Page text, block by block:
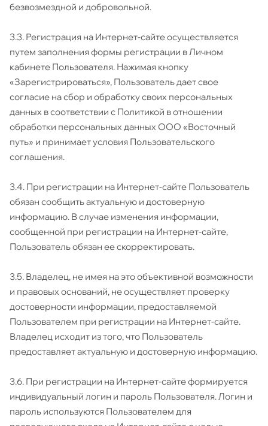
безвозмездной и добровольной.
3.3. Регистрация на Интернет-сайте осуществляется
путем заполнения формы регистрации в Личном
кабинете Пользователя. Нажимая кнопку
«Зарегистрироваться», Пользователь дает свое
согласие на сбор и обработку своих персональных
данных в соответствии с Политикой в отношении
обработки персональных данных ООО «Восточный
путь» и принимает условия Пользовательского
соглашения.
3.4. При регистрации на Интернет-сайте Пользователь
обязан сообщить актуальную и достоверную
информацию. В случае изменения информации,
сообщенной при регистрации на Интернет-сайте,
Пользователь обязан ее скорректировать.
3.5. Владелец, не имея на это объективной возможности
и правовых оснований, не осуществляет проверку
достоверности информации, предоставляемой
Пользователем при регистрации на Интернет-сайте.
Владелец исходит из того, что Пользователь
предоставляет актуальную и достоверную информацию.
3.6. При регистрации на Интернет-сайте формируется
индивидуальный логин и пароль Пользователя. Логин и
пароль используются Пользователем для